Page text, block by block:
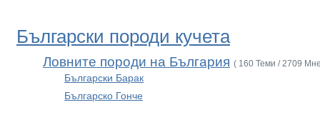
Български породи кучета
Ловните породи на България ( 160 Теми / 2709
Български Барак
Българско Гонче